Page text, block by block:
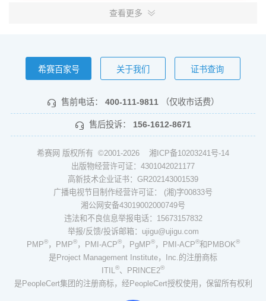
查看更多
希赛百家号 关于我们 证书查询
售前电话： 400-111-9811 （仅收市话费）
售后投诉： 156-1612-8671
希赛网 版权所有 ©2001-2026 湘ICP备10203241号-14
出版物经营许可证：4301042021177
高新技术企业证书：GR202143001539
广播电视节目制作经营许可证： (湘)字00833号
湘公网安备43019002000749号
违法和不良信息举报电话：15673157832
举报/反馈/投诉邮箱：ujigu@ujigu.com
PMP®，PMP®，PMI-ACP®，PgMP®，PMI-ACP®和PMBOK®
是Project Management Institute，Inc.的注册商标
ITIL®、PRINCE2®
是PeopleCert集团的注册商标，经PeopleCert授权使用，保留所有权利